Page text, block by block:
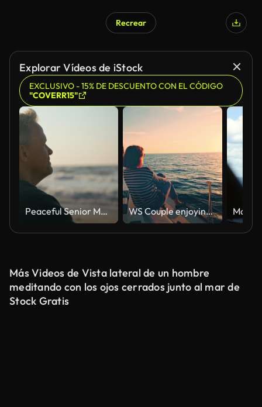
Generado por IA
Recrear
Explorar Vídeos de iStock
EXCLUSIVO - 15% DE DESCUENTO CON EL CÓDIGO
"COVERR15"
Peaceful Senior Man Relaxing Sitting On Beach Shoreline With Closed Eyes At Sunrise WS Couple enjoying the sailing at sunset
Más Videos de Vista lateral de un hombre
meditando con los ojos cerrados junto al mar de
Stock Gratis